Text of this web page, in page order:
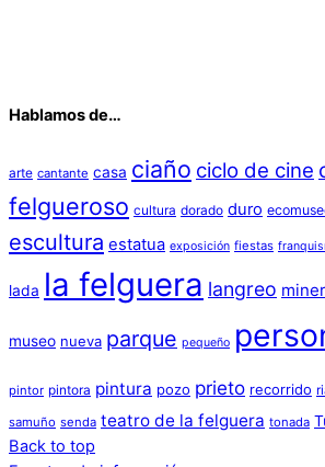
Hablamos de…
arte cantante casa ciaño ciclo de cine
felgueroso cultura dorado duro
escultura estatua exposición fiestas
lada la felguera langreo
museo nueva parque pequeño
pintor pintora pintura pozo prieto recorrido
samuño senda teatro de la felguera tonada
Back to top